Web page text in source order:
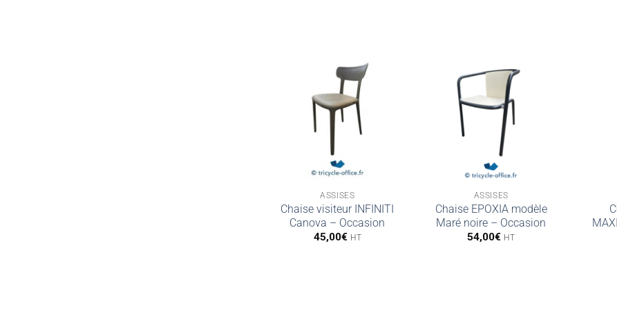
ASSISES
Chaise visiteur INFINITI
Canova – Occasion
45,00€ HT
ASSISES
Chaise EPOXIA modèle
Maré noire – Occasion
54,00€ HT